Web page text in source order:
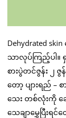
Dehydrated
သာလုပ်ကြည့်ပါ။
စားပွဲတင်ဇွန်း ၂ ဇွ
တော့ ပျားရည် –
သေး တစ်လုံးကို ချ
သေချာမွှေပြီးရင်